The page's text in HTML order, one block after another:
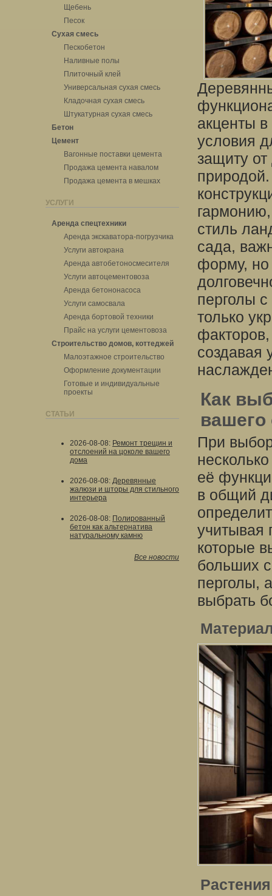
Щебень
Песок
Сухая смесь
Пескобетон
Наливные полы
Плиточный клей
Универсальная сухая смесь
Кладочная сухая смесь
Штукатурная сухая смесь
Бетон
Цемент
Вагонные поставки цемента
Продажа цемента навалом
Продажа цемента в мешках
УСЛУГИ
Аренда спецтехники
Аренда экскаватора-погрузчика
Услуги автокрана
Аренда автобетоносмесителя
Услуги автоцементовоза
Аренда бетононасоса
Услуги самосвала
Аренда бортовой техники
Прайс на услуги цементовоза
Строительство домов, коттеджей
Малоэтажное строительство
Оформление документации
Готовые и индивидуальные
проекты
СТАТЬИ
2026-08-08: Ремонт трещин и
отслоений на цоколе вашего
дома
2026-08-08: Деревянные
жалюзи и шторы для стильного
интерьера
2026-08-08: Полированный
бетон как альтернатива
натуральному камню
Все новости
акценты
условия
защиту
стиль
сада,
форму, но
перголы
только
создавая
Как
вашего
При
её
в общий
учитывая
которые
больших
перголы,
выбрать